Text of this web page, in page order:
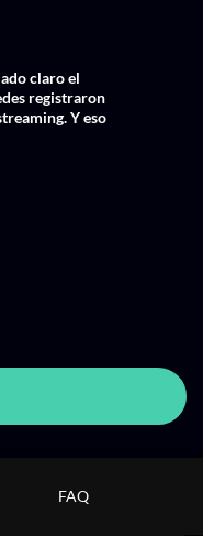
claro el
registraron
Y eso
FAQ